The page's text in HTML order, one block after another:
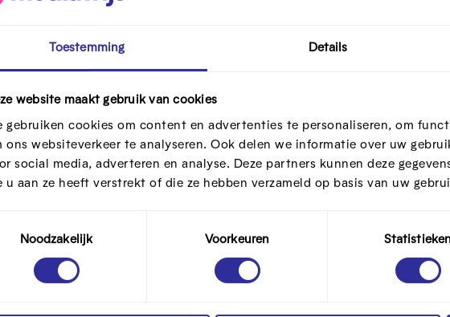
Toestemming Details
website maakt gebruik van cookies
gebruiken cookies om content en advertenties te personaliseren, om
ons websiteverkeer te analyseren. Ook delen we informatie over uw
social media, adverteren en analyse. Deze partners kunnen deze
u aan ze heeft verstrekt of die ze hebben verzameld op basis van uw
Noodzakelijk Voorkeuren
je het
ontwerpen
, maar we raden aan om met minstens één collega of
, maar je kan ook enkel de stappen doorlopen die
de stap kan het een halfuur tot meerdere dagen duren.